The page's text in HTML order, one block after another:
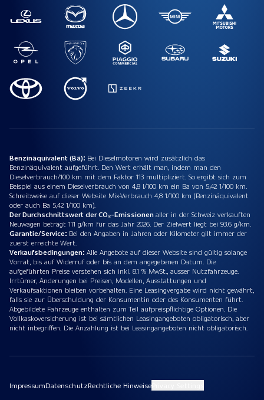
Benzinäquivalent (Bä): Bei Dieselmotoren wird zusätzlich das
Benzinäquivalent aufgeführt. Den Wert erhält man, indem man den
Dieselverbrauch/100 km mit dem Faktor 113 multipliziert. So ergibt sich zum
Beispiel aus einem Dieselverbrauch von 4,8 l/100 km ein Ba von 5,42 1/100 km.
Schreibweise auf dieser Website Mix-Verbrauch 4,8 1/100 km (Benzinäquivalent
oder auch Ba 5,42 1/100 km).
Der Durchschnittswert der CO₂-Emissionenaller in der Schweiz verkauften
Neuwagen beträgt 111 g/km für das Jahr 2026. Der Zielwert liegt bei 93.6 g/km.
Garantie/Service: Bei den Angaben in Jahren oder Kilometer gilt immer der
zuerst erreichte Wert.
Verkaufsbedingungen: Alle Angebote auf dieser Website sind gültig solange
Vorrat, bis auf Widerruf oder bis an dem angegebenen Datum. Die
aufgeführten Preise verstehen sich inkl. 8.1 % MwSt., ausser Nutzfahrzeuge.
Irrtümer, Änderungen bei Preisen, Modellen, Ausstattungen und
Verkaufsaktionen bleiben vorbehalten. Eine Leasingvergabe wird nicht gewährt,
falls sie zur Überschuldung der Konsumentin oder des Konsumenten führt.
Abgebildete Fahrzeuge enthalten zum Teil aufpreispflichtige Optionen. Die
Vollkaskoversicherung ist bei sämtlichen Leasingangeboten obligatorisch, aber
nicht inbegriffen. Die Anzahlung ist bei Leasingangeboten nicht obligatorisch.
ImpressumDatenschutzRechtliche Hinweise